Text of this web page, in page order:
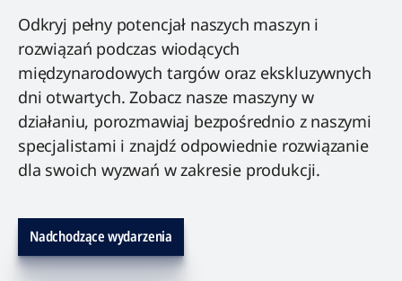
Odkryj pełny potencjał naszych maszyn i
rozwiązań podczas wiodących
międzynarodowych targów oraz ekskluzywnych
dni otwartych. Zobacz nasze maszyny w
działaniu, porozmawiaj bezpośrednio z naszymi
specjalistami i znajdź odpowiednie rozwiązanie
dla swoich wyzwań w zakresie produkcji.
Nadchodzące wydarzenia